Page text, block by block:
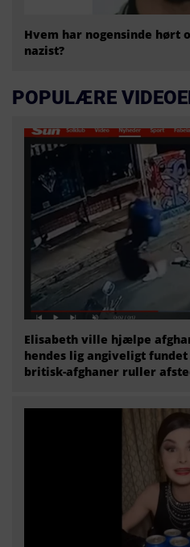
Hvem har nogensinde hørt
nazist?
POPULÆRE
Elisabeth ville hjælpe
hendes lig angiveligt
britisk-afghaner ruller